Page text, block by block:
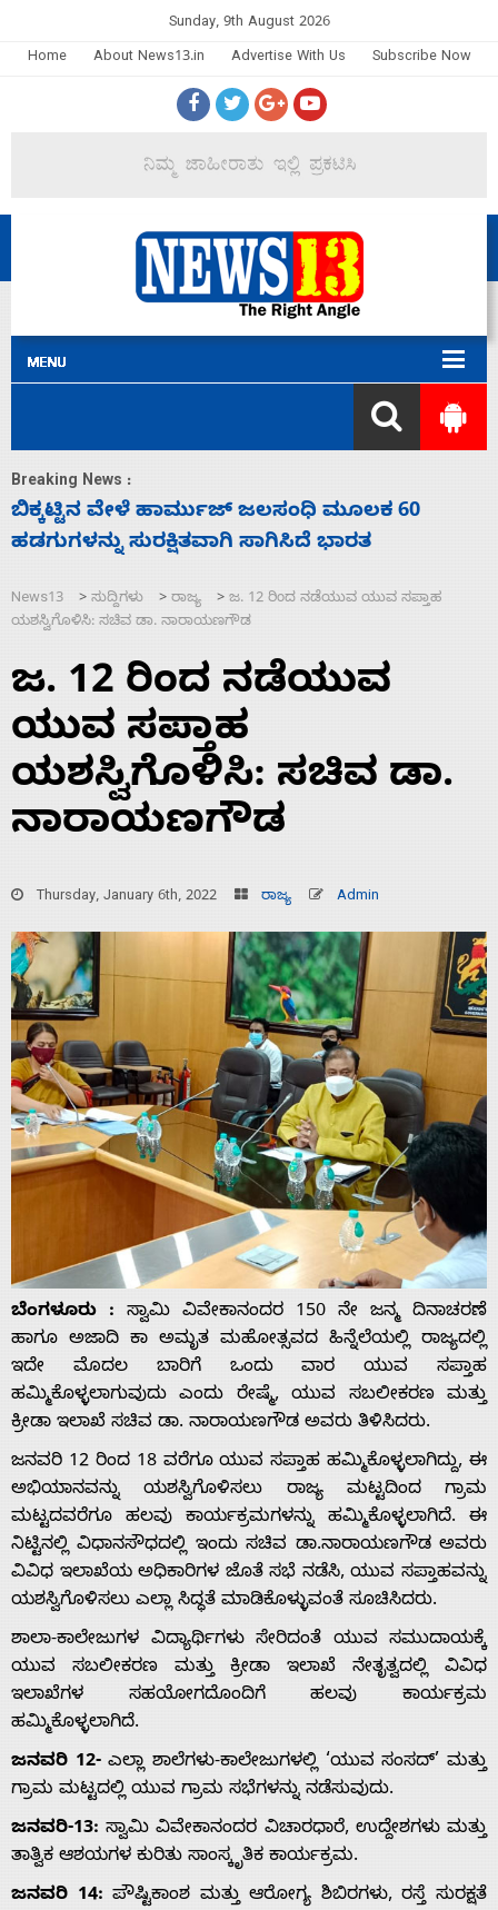
Sunday, 9th August 2026
Home
About News13.in Advertise With Us Subscribe Now
Breaking News :
ನಾಗೇಂದ್ರ ರಾಜೀನಾಮೆ ಕೊಡದಿದ್ದರೆ ಸದನ ನಡೆಸಲು
ಬಿಡೆವು: ಛಲವಾದಿ ನಾರಾಯಣಸ್ವಾಮಿ
Home
About
News13 > ಸುದ್ದಿಗಳು > ರಾಜ್ಯ > ಜ. 12 ರಿಂದ ನಡೆಯುವ ಯುವ ಸಪ್ತಾಹ
ಯಶಸ್ವಿಗೊಳಿಸಿ: ಸಚಿವ ಡಾ. ನಾರಾಯಣಗೌಡ
ಜ. 12 ರಿಂದ ನಡೆಯುವ
ಯುವ ಸಪ್ತಾಹ
ಯಶಸ್ವಿಗೊಳಿಸಿ: ಸಚಿವ ಡಾ.
ನಾರಾಯಣಗೌಡ
Thursday, January 6th, 2022 ರಾಜ್ಯ Admin
ಬೆಂಗಳೂರು : ಸ್ವಾಮಿ ವಿವೇಕಾನಂದರ 150 ನೇ ಜನ್ಮ ದಿನಾಚರಣೆ
ಹಾಗೂ ಅಜಾದಿ ಕಾ ಅಮೃತ ಮಹೋತ್ಸವದ ಹಿನ್ನೆಲೆಯಲ್ಲಿ ರಾಜ್ಯದಲ್ಲಿ
ಇದೇ ಮೊದಲ ಬಾರಿಗೆ ಒಂದು ವಾರ ಯುವ ಸಪ್ತಾಹ
ಹಮ್ಮಿಕೊಳ್ಳಲಾಗುವುದು ಎಂದು ರೇಷ್ಮೆ, ಯುವ ಸಬಲೀಕರಣ ಮತ್ತು
ಕ್ರೀಡಾ ಇಲಾಖೆ ಸಚಿವ ಡಾ. ನಾರಾಯಣಗೌಡ ಅವರು ತಿಳಿಸಿದರು.
ಜನವರಿ 12 ರಿಂದ 18 ವರೆಗೂ ಯುವ ಸಪ್ತಾಹ ಹಮ್ಮಿಕೊಳ್ಳಲಾಗಿದ್ದು, ಈ
ಅಭಿಯಾನವನ್ನು ಯಶಸ್ವಿಗೊಳಿಸಲು ರಾಜ್ಯ ಮಟ್ಟದಿಂದ ಗ್ರಾಮ
ಮಟ್ಟದವರೆಗೂ ಹಲವು ಕಾರ್ಯಕ್ರಮಗಳನ್ನು ಹಮ್ಮಿಕೊಳ್ಳಲಾಗಿದೆ. ಈ
ನಿಟ್ಟಿನಲ್ಲಿ ವಿಧಾನಸೌಧದಲ್ಲಿ ಇಂದು ಸಚಿವ ಡಾ.ನಾರಾಯಣಗೌಡ ಅವರು
ವಿವಿಧ ಇಲಾಖೆಯ ಅಧಿಕಾರಿಗಳ ಜೊತೆ ಸಭೆ ನಡೆಸಿ, ಯುವ ಸಪ್ತಾಹವನ್ನು
ಯಶಸ್ವಿಗೊಳಿಸಲು ಎಲ್ಲಾ ಸಿದ್ಧತೆ ಮಾಡಿಕೊಳ್ಳುವಂತೆ ಸೂಚಿಸಿದರು.
ಶಾಲಾ-ಕಾಲೇಜುಗಳ ವಿದ್ಯಾರ್ಥಿಗಳು ಸೇರಿದಂತೆ ಯುವ ಸಮುದಾಯಕ್ಕೆ
ಯುವ ಸಬಲೀಕರಣ ಮತ್ತು ಕ್ರೀಡಾ ಇಲಾಖೆ ನೇತೃತ್ವದಲ್ಲಿ ವಿವಿಧ
ಇಲಾಖೆಗಳ ಸಹಯೋಗದೊಂದಿಗೆ ಹಲವು ಕಾರ್ಯಕ್ರಮ
ಹಮ್ಮಿಕೊಳ್ಳಲಾಗಿದೆ.
ಜನವರಿ 12-ಎಲ್ಲಾ ಶಾಲೆಗಳು-ಕಾಲೇಜುಗಳಲ್ಲಿ ‘ಯುವ ಸಂಸದ್’ ಮತ್ತು
ಗ್ರಾಮ ಮಟ್ಟದಲ್ಲಿ ಯುವ ಗ್ರಾಮ ಸಭೆಗಳನ್ನು ನಡೆಸುವುದು.
ಜನವರಿ-13: ಸ್ವಾಮಿ ವಿವೇಕಾನಂದರ ವಿಚಾರಧಾರೆ, ಉದ್ದೇಶಗಳು ಮತ್ತು
ತಾತ್ವಿಕ ಆಶಯಗಳ ಕುರಿತು ಸಾಂಸ್ಕೃತಿಕ ಕಾರ್ಯಕ್ರಮ.
ಜನವರಿ 14: ಪೌಷ್ಟಿಕಾಂಶ ಮತ್ತು ಆರೋಗ್ಯ ಶಿಬಿರಗಳು, ರಸ್ತೆ ಸುರಕ್ಷತೆ